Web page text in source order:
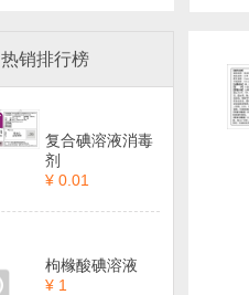
热销排行榜
复合碘溶液消毒
剂
¥ 0.01
枸橼酸碘溶液
¥ 1